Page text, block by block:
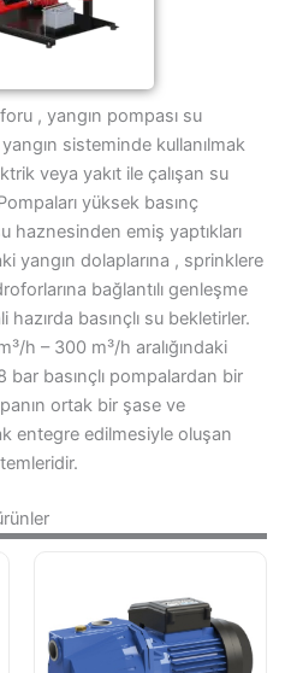
, yangın pompası su
yangın sisteminde kullanılmak
veya yakıt ile çalışan su
yüksek basınç
haznesinden emiş yaptıkları
yangın dolaplarına , sprinklere
bağlantılı genleşme
hazırda basınçlı su bekletirler.
h – 300 m³/h aralığındaki
bar basınçlı pompalardan bir
ortak bir şase ve
entegre edilmesiyle oluşan